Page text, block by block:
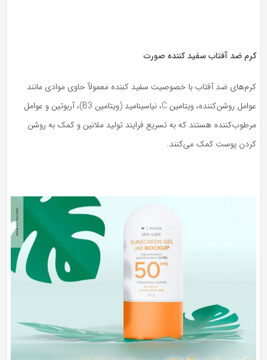
ضد آفتاب سفید کننده صورت
ضد آفتاب با خصوصیت سفید کننده معمولاً حاوی موادی مانند
عوامل روشن‌کننده، ویتامین C، نیاسینامید (ویتامین B3)، آربوتین و عوامل
هستند که به تسریع فرایند تولید ملانین و کمک به روشن
پوست کمک می‌کنند.